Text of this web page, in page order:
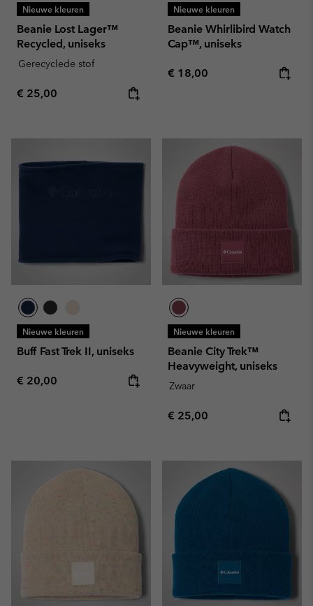
Nieuwe kleuren
Beanie Lost Lager™
Recycled, uniseks
Gerecyclede stof
Regular price:
€ 25,00
Nieuwe kleuren
Beanie Whirlibird Watch
Cap™, uniseks
Regular price:
€ 18,00
Nieuwe kleuren
Buff Fast Trek II, uniseks
Regular price:
€ 20,00
Nieuwe kleuren
Beanie City Trek™
Heavyweight, uniseks
Zwaar
Regular price:
€ 25,00